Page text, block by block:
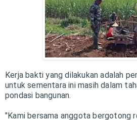
Kerja bakti yang dilakukan adalah
untuk sementara ini masih dalam
pondasi bangunan.
"Kami bersama anggota bergotong